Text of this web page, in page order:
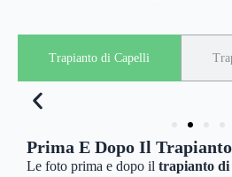
Trapianto di Capelli
Prima E Dopo Il
Le foto prima e dopo il trapianto di